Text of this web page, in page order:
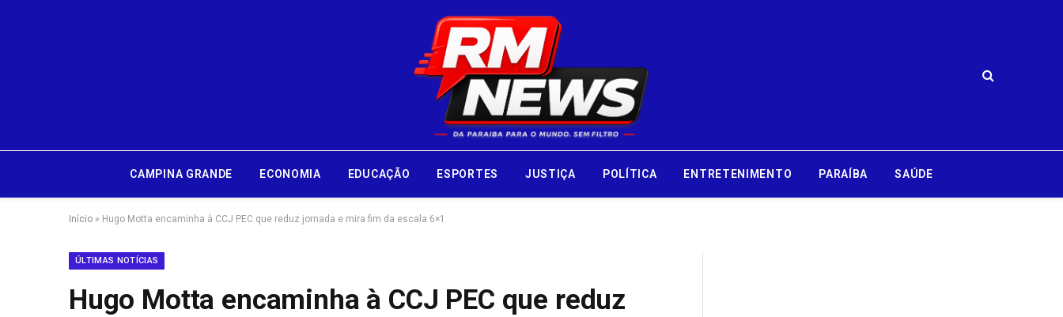
CAMPINA GRANDE ECONOMIA EDUCAÇÃO ESPORTES JUSTIÇA POLÍTICA ENTRETENIMENTO PARAÍBA SAÚDE
Início » Hugo Motta encaminha à CCJ PEC que reduz jornada e mira fim da escala 6×1
ÚLTIMAS NOTÍCIAS
Hugo Motta encaminha à CCJ PEC que reduz